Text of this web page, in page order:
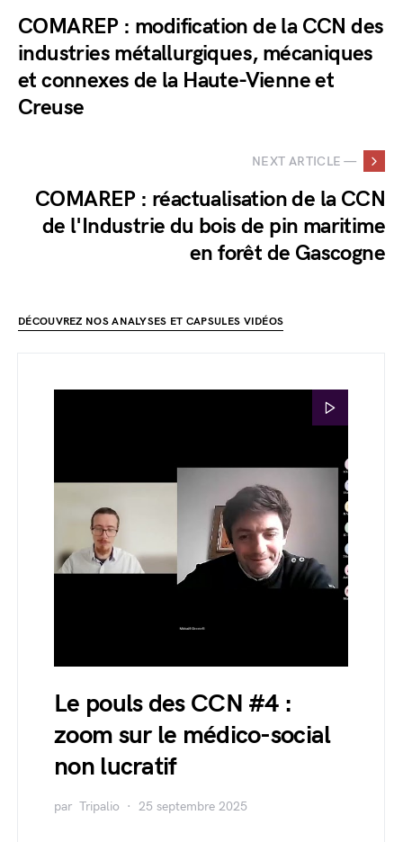
COMAREP : modification de la CCN des
industries métallurgiques, mécaniques
et connexes de la Haute-Vienne et
Creuse
NEXT ARTICLE —
COMAREP : réactualisation de la CCN
de l'Industrie du bois de pin maritime
en forêt de Gascogne
DÉCOUVREZ NOS ANALYSES ET CAPSULES VIDÉOS
Le pouls des CCN #4 :
zoom sur le médico-social
non lucratif
par Tripalio 25 septembre 2025